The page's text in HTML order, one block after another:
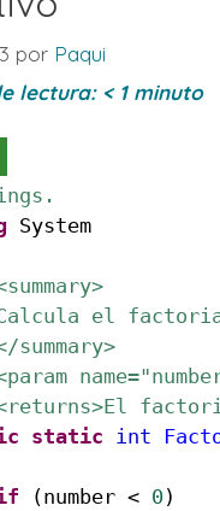
por Paqui
lectura: < 1 minuto
System
el factorial
static int
(number < 0)